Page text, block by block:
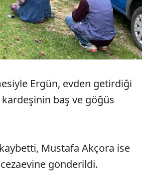
Ergün, evden getirdiği
baş ve göğüs
kaybetti, Mustafa Akçora ise
gönderildi.